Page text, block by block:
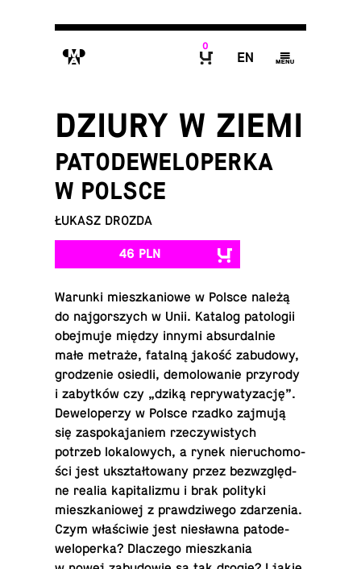
M
0
E g
DZIURY W ZIEMI
PATODEWELOPERKA
W POLSCE
ŁUKASZ DROZDA
46 PLN
Warunki miesz­ka­nio­we w Polsce należą
do naj­gor­szych w Unii. Katalog pa­to­lo­gii
obej­mu­je między innymi ab­sur­dal­nie
małe metraże, fatalną jakość za­bu­do­wy,
gro­dze­nie osiedli, de­mo­lo­wa­nie przy­ro­dy
i za­byt­ków czy „dziką re­pry­wa­ty­za­cję”.
De­we­lo­pe­rzy w Polsce rzadko zajmują
się za­spo­ka­ja­niem rze­czy­wi­stych
potrzeb lo­ka­lo­wych, a rynek nie­ru­cho­mo­
ści jest ukształ­to­wa­ny przez bez­względ­
ne realia ka­pi­ta­li­zmu i brak po­li­ty­ki
miesz­ka­nio­wej z praw­dzi­we­go zda­rze­nia.
Czym wła­ści­wie jest nie­sław­na pa­to­de­
we­lo­per­ka? Dla­cze­go miesz­ka­nia